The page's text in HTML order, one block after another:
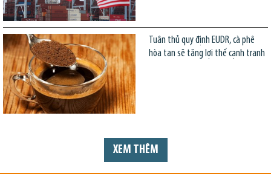
Tuân thủ quy định EUDR, cà phê
hòa tan sẽ tăng lợi thế cạnh tranh
XEM THÊM